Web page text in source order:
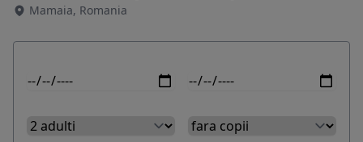
Mamaia, Romania